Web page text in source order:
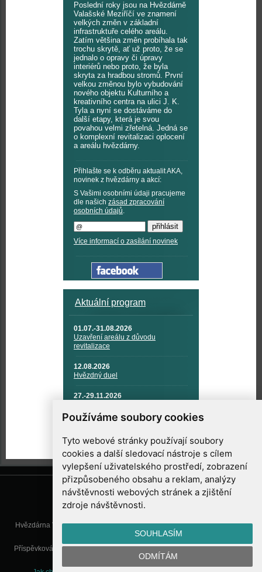
Používáme soubory cookies
Tyto webové stránky používají soubory
cookies a další sledovací nástroje s cílem
vylepšení uživatelského prostředí, zobrazení
přizpůsobeného obsahu a reklam, analýzy
návštěvnosti webových stránek a zjištění
zdroje návštěvnosti.
SOUHLASÍM
ODMÍTÁM
Poslední roky jsou na Hvězdárně
Valašské Meziříčí ve znamení
velkých změn v základní
infrastruktuře celého areálu.
Zatím většina změn probíhala tak
trochu skrytě, ať už proto, že se
jednalo o opravy či úpravy
interiérů nebo proto, že byla
skryta za hradbou stromů. První
velkou změnou bylo vybudování
nového objektu Kulturního a
kreativního centra na ulici J. K.
Tyla a nyní se dostáváme do
další etapy, která je svou
povahou velmi zřetelná. Jedná se
o komplexní revitalizaci oplocení
a areálu hvězdárny.
Přihlašte se k odběru aktualit AKA,
novinek z hvězdárny a akcí:
S Vašimi osobními údaji pracujeme
dle našich zásad zpracování
osobních údajů.
Více informací o zasílání novinek
Aktuální program
01.07.-31.08.2026
Uzavření areálu z důvodu
revitalizace
12.08.2026
Hvězdný duel
27.-29.11.2026
TECHNIKA A KOSMICKÉ
TECHNOLOGIE
Hvězdárna Valašské Meziříčí, příspěvková organizace, Vsetínská 78, 757
01 Valašské Meziříčí
Příspěvková organizace Zlínského kraje. Telefon:571 611 928, Mobil:777
info@astrovm.cz